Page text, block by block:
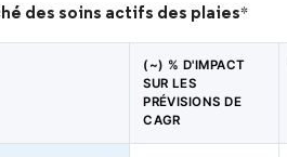
des soins actifs des plaies*
(~) % D'IMPACT
SUR LES
PRÉVISIONS DE
CAGR